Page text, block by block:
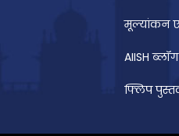
मूल्यांकन
AIISH ब्लॉग
फ्लिप